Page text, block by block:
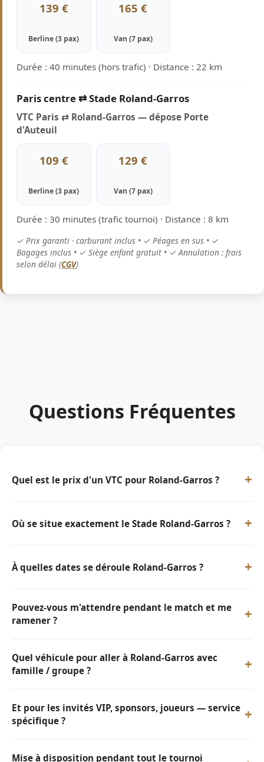
139 €
Berline (3 pax)
165 €
Van (7 pax)
Durée : 40 minutes (hors trafic) · Distance : 22 km
Paris centre ⇄ Stade Roland-Garros
VTC Paris ⇄ Roland-Garros — dépose Porte
d'Auteuil
109 €
Berline (3 pax)
129 €
Van (7 pax)
Durée : 30 minutes (trafic tournoi) · Distance : 8 km
✓ Prix garanti · carburant inclus • ✓ Péages en sus • ✓
Bagages inclus • ✓ Siège enfant gratuit • ✓ Annulation : frais
selon délai (CGV)
Questions Fréquentes
Quel est le prix d'un VTC pour Roland-Garros ? +
Où se situe exactement le Stade Roland-Garros ? +
À quelles dates se déroule Roland-Garros ? +
Pouvez-vous m'attendre pendant le match et me
ramener ?
+
Quel véhicule pour aller à Roland-Garros avec
famille / groupe ?
+
Et pour les invités VIP, sponsors, joueurs — service
spécifique ?
+
Mise à disposition pendant tout le tournoi